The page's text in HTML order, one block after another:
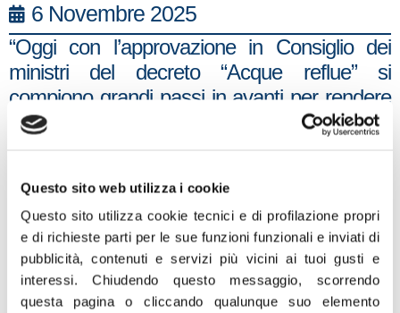
Questo sito web utilizza i cookie
Questo sito utilizza cookie tecnici e di profilazione propri
e di richieste parti per le sue funzioni funzionali e inviati di
pubblicità, contenuti e servizi più vicini ai tuoi gusti e
interessi.Chiudendo questo messaggio, scorrendo
questa pagina o cliccando qualunque suo elemento
6 Novembre 2025
“Oggi con l’approvazione in Consiglio dei
ministri del decreto “Acque reflue” si
compiono grandi passi in avanti per rendere
il settore agricolo più resiliente al fenomeno
per usi irrigui rispettando i parametri di
salubrità e dei più alti standard qualitativi
senza costi aggiuntivi per gli agricoltori. Noi
trattiamo la scarsità idrica in modo diverso
rispetto ai precedenti governi, e per questo